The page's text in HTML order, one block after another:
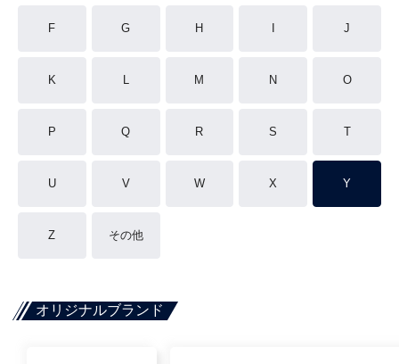
F G H J
K L M N O
P Q R S T
U V W X Y
Z その他
オリジナルブランド